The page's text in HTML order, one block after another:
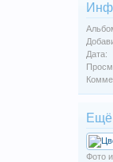
Дата:
Ещё
Фото